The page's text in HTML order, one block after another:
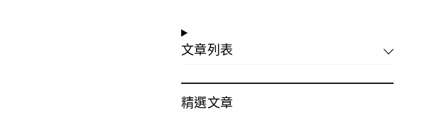
文章列表
精選文章